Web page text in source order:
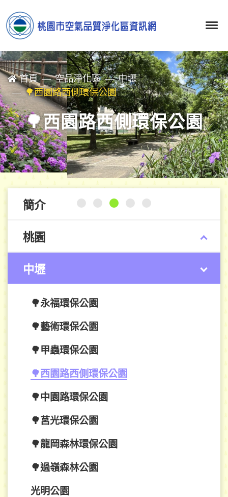
首頁 空品淨化區
中壢
🌳西園路西側環保公園
🌳西園路西側環保公園
簡介
桃園
中壢
🌳永福環保公園
🌳藝術環保公園
🌳甲蟲環保公園
🌳西園路西側環保公園
🌳中園路環保公園
🌳莒光環保公園
🌳龍岡森林環保公園
🌳過嶺森林公園
光明公園